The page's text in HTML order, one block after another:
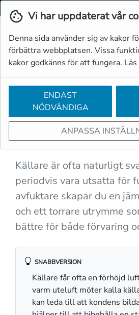
Vi har uppdaterat vår
Denna sida använder sig av kakor
förbättra webbplatsen. Vissa
kakor godkänns för att fungera. Läs
ENDAST
NÖDVÄNDIGA
ANPASSA
Svenska
← FLER APPLIKATIONER
Avfuktare för
Källare är ofta naturligt
periodvis vara utsatta för
avfuktare skapar du en
och ett torrare utrymme
bättre för både förvaring
SNABBVERSION
Källare får ofta en förhöjd
varm uteluft möter kalla
kan leda till att kondens